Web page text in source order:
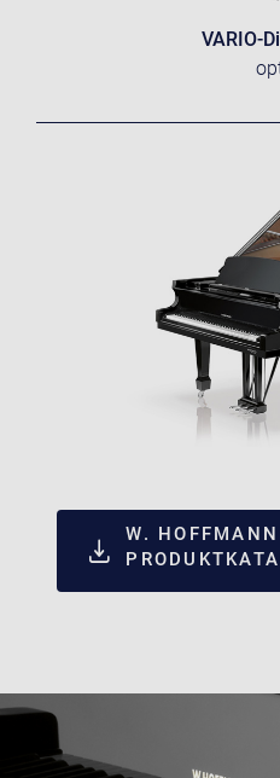
VARIO-
W. HOFFMANN